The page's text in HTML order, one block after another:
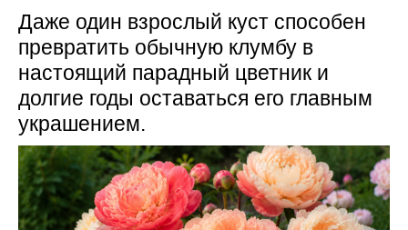
Даже один взрослый куст способен
превратить обычную клумбу в
настоящий парадный цветник и
долгие годы оставаться его главным
украшением.